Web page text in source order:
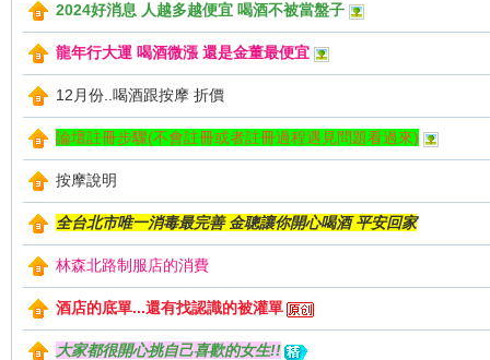
2024好消息 人越多越便宜 喝酒不被當盤子
龍年行大運 喝酒微漲 還是金董最便宜
12月份..喝酒跟按摩 折價
論壇註冊步驟(不會註冊或者註冊過程遇見問題看過來)
按摩說明
全台北市唯一消毒最完善 金聰讓你開心喝酒 平安回家
林森北路制服店的消費
酒店的底單...還有找認識的被灌單
大家都很開心挑自己喜歡的女生!!